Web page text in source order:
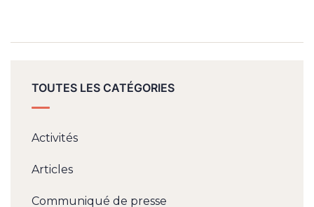
TOUTES LES CATÉGORIES
Activités
Articles
Communiqué de presse